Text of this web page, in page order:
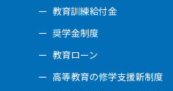
教育訓練給付金
奨学金制度
教育ローン
高等教育の修学支援新制度